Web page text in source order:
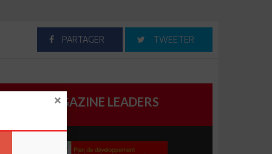
PARTAGER TWEETER
MAGAZINE LEADERS